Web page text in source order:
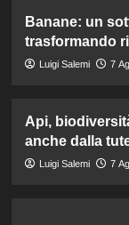
Banane: un
trasformando
Luigi Salemi 7
Api,
anche dalla
Luigi Salemi 7